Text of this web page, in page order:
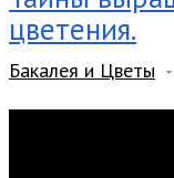
цветения.
Бакалея и Цветы